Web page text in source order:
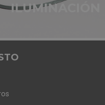
ILUMINACIÓN